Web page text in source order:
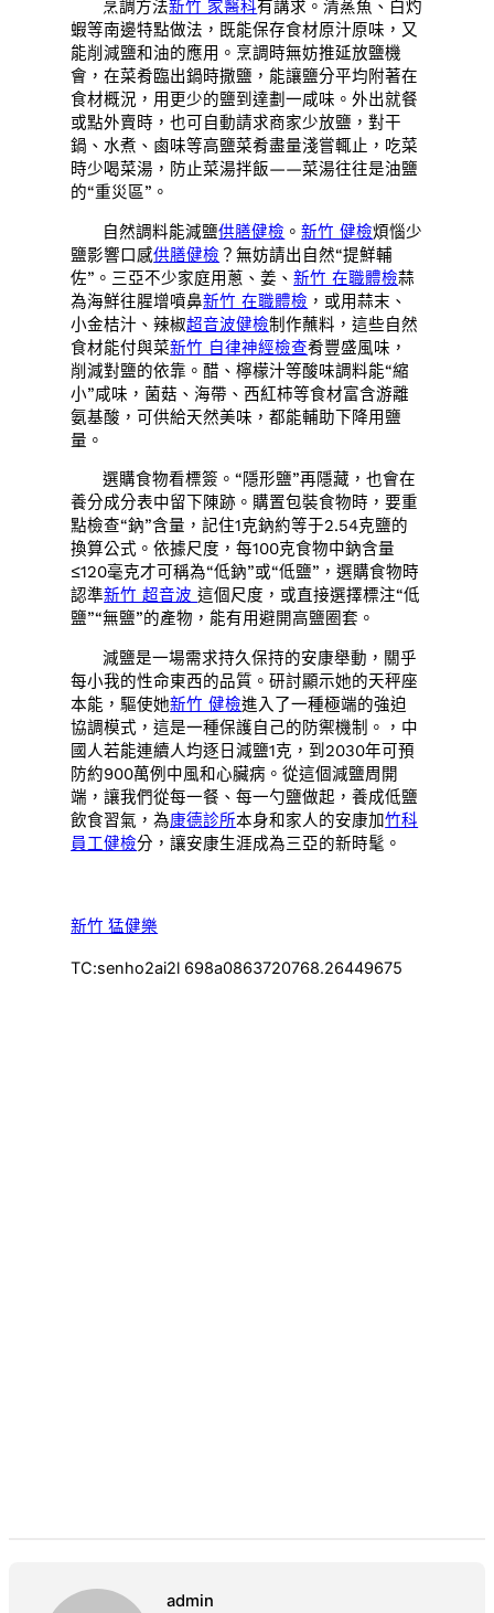
烹調方法新竹 家醫科有講求。清蒸魚、白灼
蝦等南邊特點做法，既能保存食材原汁原味，又
能削減鹽和油的應用。烹調時無妨推延放鹽機
會，在菜肴臨出鍋時撒鹽，能讓鹽分平均附著在
食材概況，用更少的鹽到達劃一咸味。外出就餐
或點外賣時，也可自動請求商家少放鹽，對干
鍋、水煮、鹵味等高鹽菜肴盡量淺嘗輒止，吃菜
時少喝菜湯，防止菜湯拌飯——菜湯往往是油鹽
的“重災區”。
自然調料能減鹽供膳健檢 。新竹 健檢煩惱少
鹽影響口感供膳健檢 ？無妨請出自然“提鮮輔
佐”。三亞不少家庭用蔥、姜、新竹 在職體檢蒜
為海鮮往腥增噴鼻新竹 在職體檢 ，或用蒜末、
小金桔汁、辣椒超音波健檢制作蘸料，這些自然
食材能付與菜新竹 自律神經檢查肴豐盛風味，
削減對鹽的依靠。醋、檸檬汁等酸味調料能“縮
小”咸味，菌菇、海帶、西紅柿等食材富含游離
氨基酸，可供給天然美味，都能輔助下降用鹽
量。
選購食物看標簽。“隱形鹽”再隱藏，也會在
養分成分表中留下陳跡。購置包裝食物時，要重
點檢查“鈉”含量，記住1克鈉約等于2.54克鹽的
換算公式。依據尺度，每100克食物中鈉含量
≤120毫克才可稱為“低鈉”或“低鹽”，選購食物時
認準新竹 超音波這個尺度，或直接選擇標注“低
鹽”“無鹽”的產物，能有用避開高鹽圈套。
減鹽是一場需求持久保持的安康舉動，關乎
每小我的性命東西的品質。研討顯示她的天秤座
本能，驅使她新竹 健檢進入了一種極端的強迫
協調模式，這是一種保護自己的防禦機制。，中
國人若能連續人均逐日減鹽1克，到2030年可預
防約900萬例中風和心臟病。從這個減鹽周開
端，讓我們從每一餐、每一勺鹽做起，養成低鹽
飲食習氣，為康德診所本身和家人的安康加竹科
員工健檢分，讓安康生涯成為三亞的新時髦。
新竹 猛健樂
TC:senho2ai2l 698a0863720768.26449675
admin